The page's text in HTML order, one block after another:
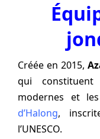
Créée en 2015,
qui
modernes et
d’Halong,
l’UNESCO.